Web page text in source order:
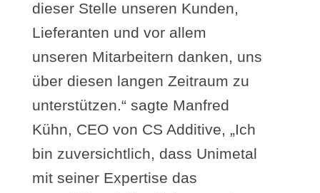
dieser Stelle unseren Kunden,
Lieferanten und vor allem
unseren Mitarbeitern danken, uns
über diesen langen Zeitraum zu
unterstützen.“ sagte Manfred
Kühn, CEO von CS Additive, „Ich
bin zuversichtlich, dass Unimetal
mit seiner Expertise das